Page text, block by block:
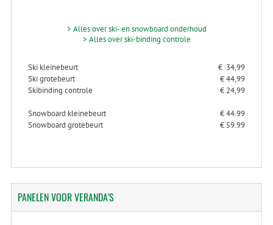
> Alles over ski- en snowboard onderhoud
> Alles over ski-binding controle
Ski kleinebeurt
€ 34,99
Ski grotebeurt
€ 44,99
Skibinding controle
€ 24,99
Snowboard kleinebeurt
€ 44.99
Snowboard grotebeurt
€ 59.99
PANELENVOOR VERANDA'S